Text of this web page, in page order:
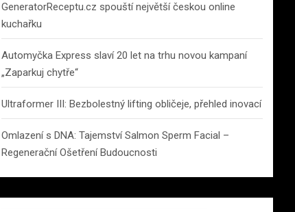
GeneratorReceptu.cz spouští největší českou online
kuchařku
Automyčka Express slaví 20 let na trhu novou kampaní
„Zaparkuj chytře“
Ultraformer III: Bezbolestný lifting obličeje, přehled inovací
Omlazení s DNA: Tajemství Salmon Sperm Facial –
Regenerační Ošetření Budoucnosti